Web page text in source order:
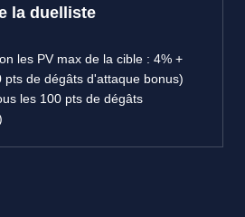
la duelliste
les PV max de la cible : 4% +
pts de dégâts d'attaque bonus)
les 100 pts de dégâts